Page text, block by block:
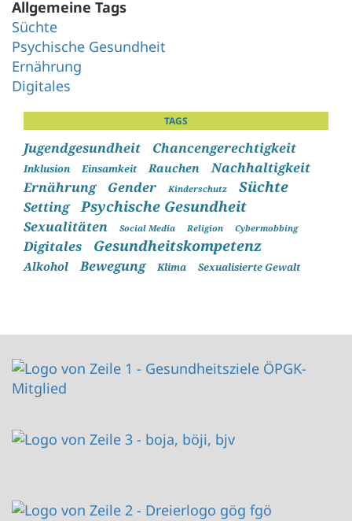
Allgemeine Tags
Süchte
Psychische Gesundheit
Ernährung
Digitales
TAGS
Jugendgesundheit Chancengerechtigkeit
Inklusion Einsamkeit Rauchen
Nachhaltigkeit
Ernährung
Gender Kinderschutz Süchte
Setting Psychische Gesundheit
Sexualitäten Social Media Religion Cybermobbing
Digitales Gesundheitskompetenz
Alkohol Bewegung Klima Sexualisierte Gewalt